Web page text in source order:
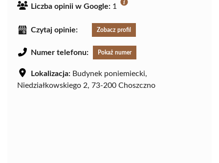
Liczba opinii w Google: 1
Czytaj opinie: Zobacz profil
Numer telefonu: Pokaż numer
Lokalizacja: Budynek poniemiecki,
Niedziałkowskiego 2, 73-200 Choszczno